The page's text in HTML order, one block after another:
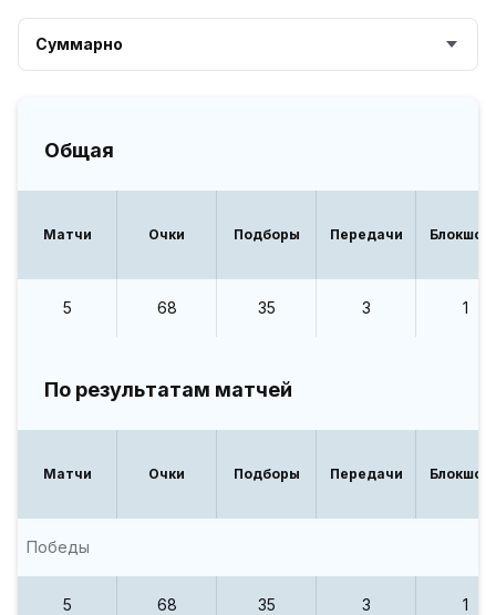
Суммарно
Общая
Матчи Очки Подборы Передачи
5 68 35 3 1
По результатам матчей
Матчи Очки Подборы Передачи
Победы
5 68 35 3 1